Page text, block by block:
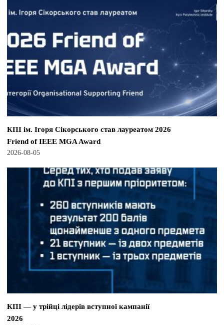
КПІ ім. Ігоря Сікорського став лауреатом 2026
Friend of IEEE MGA Award
2026-08-05
КПІ — у трійці лідерів вступної кампанії
2026